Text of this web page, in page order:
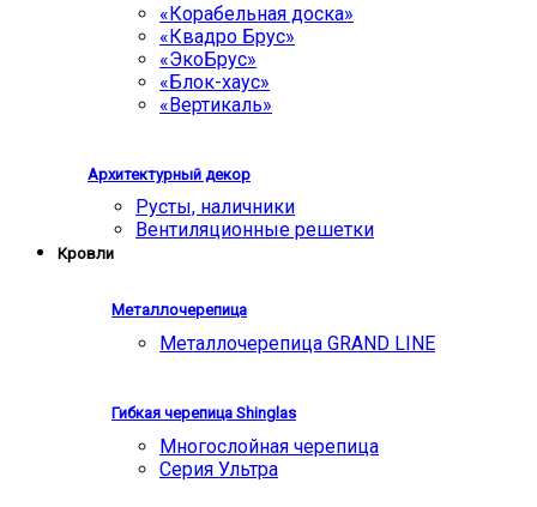
«Корабельная доска»
«Квадро Брус»
«ЭкоБрус»
«Блок-хаус»
«Вертикаль»
Архитектурный декор
Русты, наличники
Вентиляционные решетки
Кровли
Металлочерепица
Металлочерепица GRAND LINE
Гибкая черепица Shinglas
Многослойная черепица
Серия Ультра